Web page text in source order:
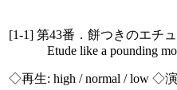
[1-1] 第43番．餅つきのエチ
Etude like a pounding
◇再生: high / normal / low ◇演